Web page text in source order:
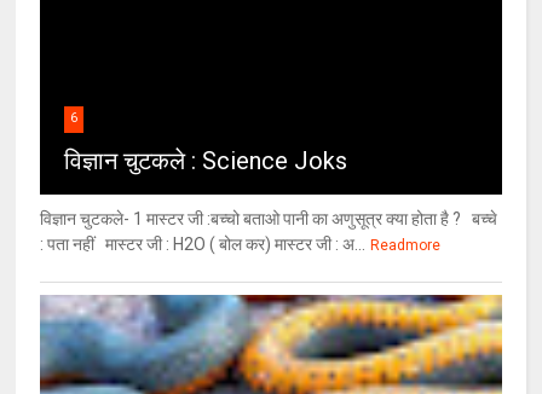
6
विज्ञान चुटकले : Science Joks
विज्ञान चुटकले- 1 मास्टर जी :बच्चो बताओ पानी का अणुसूत्र क्या होता है ? बच्चे
: पता नहीं मास्टर जी : H2O ( बोल कर) मास्टर जी : अ...
Readmore